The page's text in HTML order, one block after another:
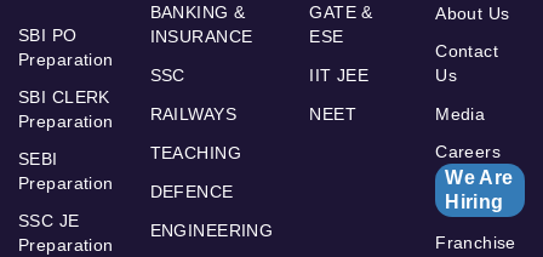
SBI PO
Preparation
SBI CLERK
Preparation
SEBI
Preparation
SSC JE
Preparation
BANKING &
INSURANCE
SSC
RAILWAYS
TEACHING
DEFENCE
ENGINEERING
GATE &
ESE
IIT JEE
NEET
About Us
Contact
Us
Media
Careers
We Are
Hiring
Franchise